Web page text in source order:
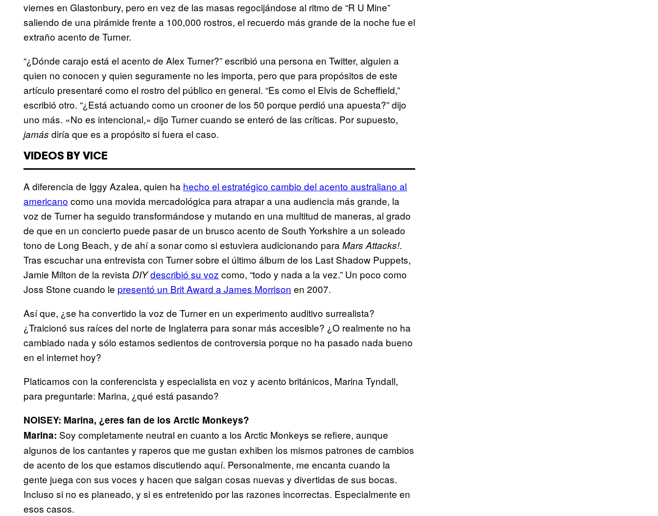
viernes en Glastonbury, pero en vez de las masas regocijándose al ritmo de “R U Mine”
saliendo de una pirámide frente a 100,000 rostros, el recuerdo más grande de la noche fue el
extraño acento de Turner.
“¿Dónde carajo está el acento de Alex Turner?” escribió una persona en Twitter, alguien a
quien no conocen y quien seguramente no les importa, pero que para propósitos de este
artículo presentaré como el rostro del público en general. “Es como el Elvis de Scheffield,”
escribió otro. “¿Está actuando como un crooner de los 50 porque perdió una apuesta?” dijo
uno más. «No es intencional,» dijo Turner cuando se enteró de las críticas. Por supuesto,
jamás diría que es a propósito si fuera el caso.
VIDEOS BY VICE
A diferencia de Iggy Azalea, quien ha hecho el estratégico cambio del acento australiano al
americano como una movida mercadológica para atrapar a una audiencia más grande, la
voz de Turner ha seguido transformándose y mutando en una multitud de maneras, al grado
de que en un concierto puede pasar de un brusco acento de South Yorkshire a un soleado
tono de Long Beach, y de ahí a sonar como si estuviera audicionando para Mars Attacks!.
Tras escuchar una entrevista con Turner sobre el último álbum de los Last Shadow Puppets,
Jamie Milton de la revista DIYdescribió su voz como, “todo y nada a la vez.” Un poco como
Joss Stone cuando le presentó un Brit Award a James Morrison en 2007.
Así que, ¿se ha convertido la voz de Turner en un experimento auditivo surrealista?
¿Traicionó sus raíces del norte de Inglaterra para sonar más accesible? ¿O realmente no ha
cambiado nada y sólo estamos sedientos de controversia porque no ha pasado nada bueno
en el internet hoy?
Platicamos con la conferencista y especialista en voz y acento británicos, Marina Tyndall,
para preguntarle: Marina, ¿qué está pasando?
NOISEY: Marina, ¿eres fan de los Arctic Monkeys?
Marina: Soy completamente neutral en cuanto a los Arctic Monkeys se refiere, aunque
algunos de los cantantes y raperos que me gustan exhiben los mismos patrones de cambios
de acento de los que estamos discutiendo aquí. Personalmente, me encanta cuando la
gente juega con sus voces y hacen que salgan cosas nuevas y divertidas de sus bocas.
Incluso si no es planeado, y si es entretenido por las razones incorrectas. Especialmente en
esos casos.